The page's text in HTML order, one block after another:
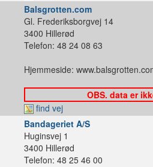
Balsgrotten.com
Gl. Frederiksborgvej 14
3400 Hillerød
Telefon: 48 24 08 63
Hjemmeside:
OBS. data er
find vej
Bandageriet A/S
Huginsvej 1
3400 Hillerød
Telefon: 48 25 46 00